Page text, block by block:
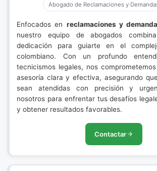
Abogado de Reclamaciones y
Enfocados en reclamaciones y
nuestro equipo de abogados
dedicación para guiarte en el
colombiano. Con un profundo
tecnicismos legales, nos
asesoría clara y efectiva, asegurando
sean atendidas con precisión y
nosotros para enfrentar tus desafíos
y obtener resultados favorables.
Contactar